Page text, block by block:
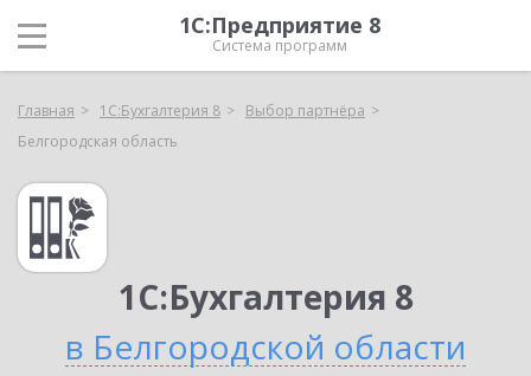
1С:Предприятие 8
Система программ
Главная 1С:Бухгалтерия 8
Выбор партнёра
Белгородская область
1С:Бухгалтерия 8
в Белгородской области